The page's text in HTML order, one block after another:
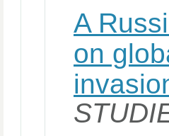
A
on